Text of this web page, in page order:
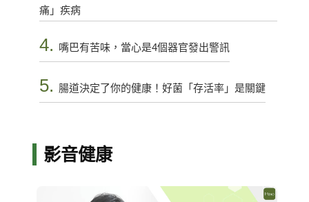
痛」疾病
4. 嘴巴有苦味，當心是4個器官發出警訊
5. 腸道決定了你的健康！好菌「存活率」是關鍵
影音健康